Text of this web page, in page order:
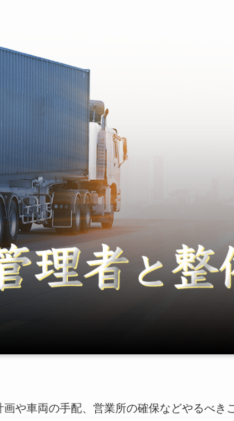
や車両の手配、営業所の確保などやるべき